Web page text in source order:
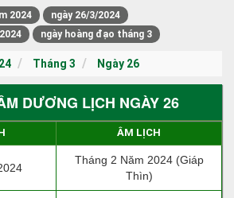
2024
ngày 26/3/2024
ngày hoàng đạo tháng 3
Tháng 3 Ngày 26
DƯƠNG LỊCH NGÀY 26
ÂM LỊCH
Tháng 2 Năm 2024 (Giáp
Thìn)